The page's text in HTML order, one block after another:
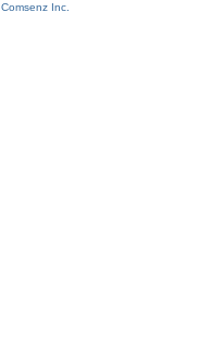
Comsenz Inc.